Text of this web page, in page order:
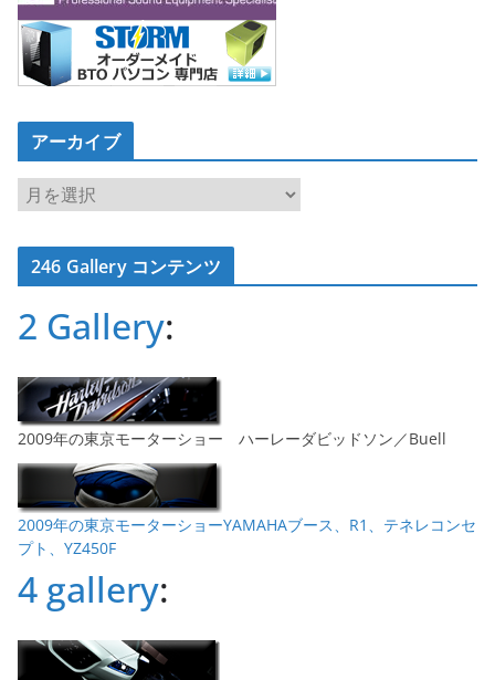
アーカイブ
ア
ー
カ
イ246 Gallery コンテンツ
2 Gallery:
2009年の東京モーターショー ハーレーダビッドソン／Buell
2009年の東京モーターショーYAMAHAブース、R1、テネレコンセ
プト、YZ450F
4 gallery: